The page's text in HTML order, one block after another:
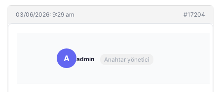
03/06/2026: 9:29 am #17204
A admin Anahtar yönetici